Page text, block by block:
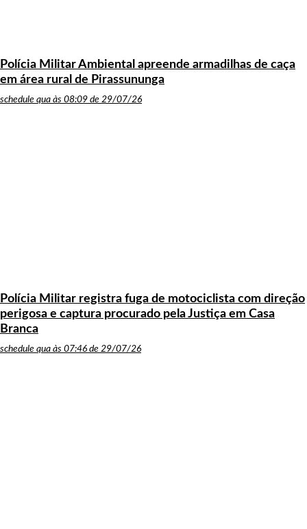
Polícia Militar Ambiental apreende armadilhas de caça
em área rural de Pirassununga
schedule qua às 08:09 de 29/07/26
Polícia Militar registra fuga de motociclista com direção
perigosa e captura procurado pela Justiça em Casa
Branca
schedule qua às 07:46 de 29/07/26